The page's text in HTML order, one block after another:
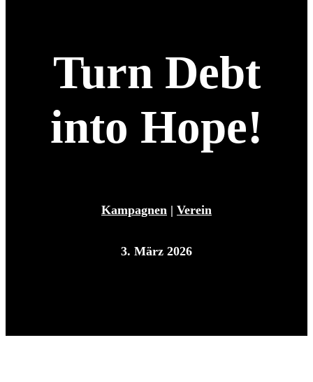
Turn Debt
into Hope!
Kampagnen | Verein
3. März 2026